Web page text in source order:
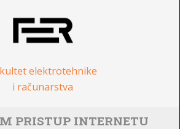
elektrotehnike
i računarstva
PRISTUP INTERNETU